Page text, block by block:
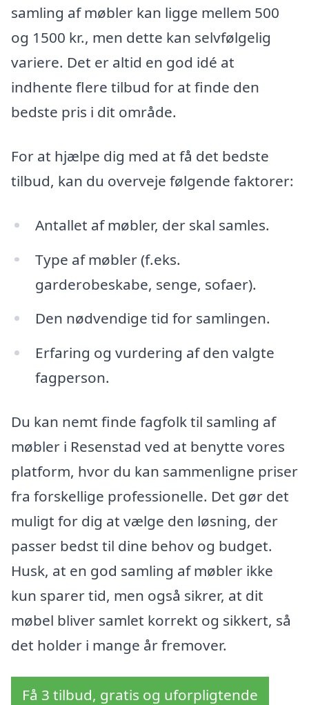
samling af møbler kan ligge mellem 500
og 1500 kr., men dette kan selvfølgelig
variere. Det er altid en god idé at
indhente flere tilbud for at finde den
bedste pris i dit område.
For at hjælpe dig med at få det bedste
tilbud, kan du overveje følgende faktorer:
Antallet af møbler, der skal samles.
Type af møbler (f.eks.
garderobeskabe, senge, sofaer).
Den nødvendige tid for samlingen.
Erfaring og vurdering af den valgte
fagperson.
Du kan nemt finde fagfolk til samling af
møbler i Resenstad ved at benytte vores
platform, hvor du kan sammenligne priser
fra forskellige professionelle. Det gør det
muligt for dig at vælge den løsning, der
passer bedst til dine behov og budget.
Husk, at en god samling af møbler ikke
kun sparer tid, men også sikrer, at dit
møbel bliver samlet korrekt og sikkert, så
det holder i mange år fremover.
Få 3 tilbud, gratis og uforpligtende